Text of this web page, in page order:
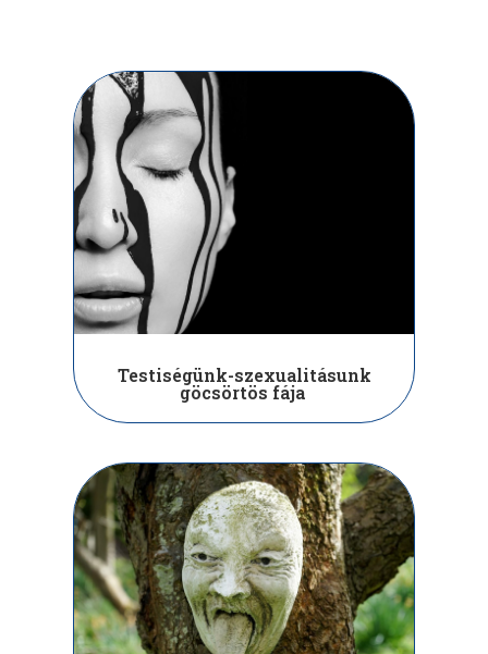
Testiségünk-szexualitásunk
göcsörtös fája